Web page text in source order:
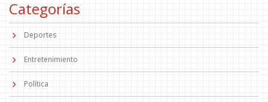
Categorías
Deportes
Entretenimiento
Política